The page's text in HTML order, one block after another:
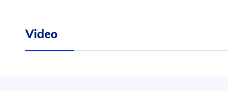
Video